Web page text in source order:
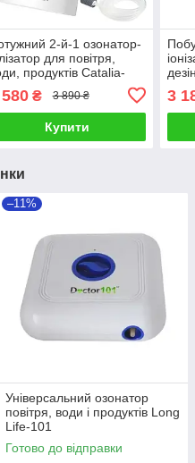
2-й-1 озонатор-
для повітря,
продуктів Catalia-
₴ 3 890 ₴
Купити
3
–11%
Універсальний озонатор
повітря, води і продуктів Long
Life-101
Готово до відправки